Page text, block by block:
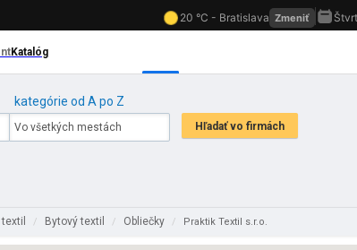
kategórie od A po Z
/ Bytový textil / Obliečky / Praktik Textil s.r.o.